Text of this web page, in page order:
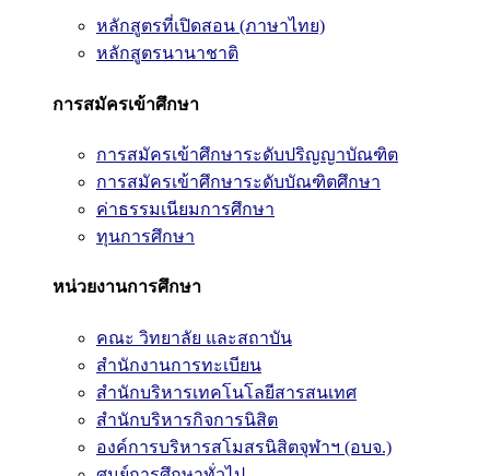
หลักสูตรที่เปิดสอน (ภาษาไทย)
หลักสูตรนานาชาติ
การสมัครเข้าศึกษา
การสมัครเข้าศึกษาระดับปริญญาบัณฑิต
การสมัครเข้าศึกษาระดับบัณฑิตศึกษา
ค่าธรรมเนียมการศึกษา
ทุนการศึกษา
หน่วยงานการศึกษา
คณะ วิทยาลัย และสถาบัน
สำนักงานการทะเบียน
สำนักบริหารเทคโนโลยีสารสนเทศ
สำนักบริหารกิจการนิสิต
องค์การบริหารสโมสรนิสิตจุฬาฯ (อบจ.)